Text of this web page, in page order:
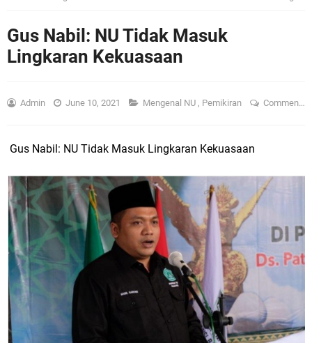
Gus Nabil: NU Tidak Masuk
Lingkaran Kekuasaan
Admin June 10, 2021 Mengenal NU , Pemikiran Comment
Gus Nabil: NU Tidak Masuk Lingkaran Kekuasaan